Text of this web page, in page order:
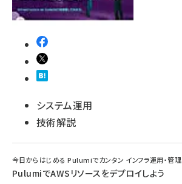
システム運用
技術解説
今日からはじめる Pulumiでカンタン インフラ運用・管理
PulumiでAWSリソースをデプロイしよう